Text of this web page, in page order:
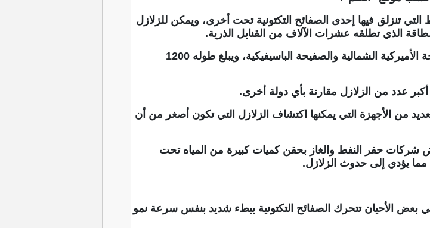
تنزلق فيها إحدى الصفائح التكتونية تحت أخرى، ويمكن للزلازل
الذي تطلقه عشرات الآلاف من القنابل الذرية.
يقع صدع سان أندرياس الشهير في كاليفورنيا بين الصفيحة الأميركية الشمالية والصفيحة الباسيفيكية، ويبلغ طوله 1200
أكبر عدد من الزلازل مقارنة بأي دولة أخرى.
من الأجهزة التي يمكنها اكتشاف الزلازل التي تكون أصغر من أن
حفر النفط والغاز بحقن كميات كبيرة من المياه تحت
يؤدي إلى حدوث الزلازل.
بعض الأحيان تتحرك الصفائح التكتونية ببطء شديد بنفس سرعة نمو